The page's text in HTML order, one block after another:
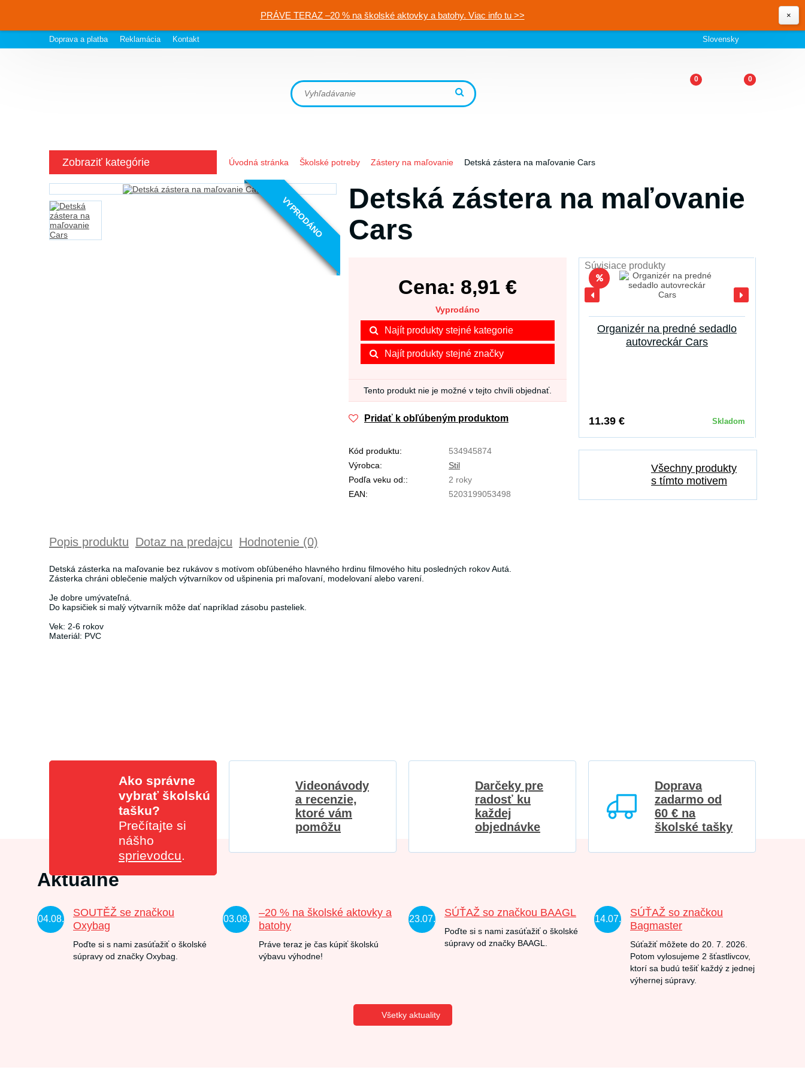
PRÁVE TERAZ –20 % na školské aktovky a batohy. Viac info tu >> ×
Doprava a platba Reklamácia Kontakt Slovensky
0 0
Zobraziť kategórie Úvodná stránka Školské potreby Zástery na maľovanie Detská zástera na maľovanie Cars
VYPRODÁNO
Detská zástera na maľovanie
Cars
Cena: 8,91 €
Vyprodáno
Najít produkty stejné kategorie
Najít produkty stejné značky
Tento produkt nie je možné v tejto chvíli objednať.
Pridať k obľúbeným produktom
Kód produktu:
534945874
Výrobca:
Stil
Podľa veku od::
2 roky
EAN:
5203199053498
Súvisiace produkty
Organizér na predné sedadlo
autovreckár Cars
11.39 € Skladom
Všechny produkty
s tímto motivem
Popis produktu Dotaz na predajcu Hodnotenie (0)
Detská zásterka na maľovanie bez rukávov s motívom obľúbeného hlavného hrdinu filmového hitu posledných rokov Autá.
Zásterka chráni oblečenie malých výtvarníkov od ušpinenia pri maľovaní, modelovaní alebo varení.
Je dobre umývateľná.
Do kapsičiek si malý výtvarník môže dať napríklad zásobu pasteliek.
Vek: 2-6 rokov
Materiál: PVC
Ako správne
vybrať školskú
tašku?
Prečítajte si
nášho
sprievodcu.
Videonávody
a recenzie,
ktoré vám
pomôžu
Darčeky pre
radosť ku
každej
objednávke
Doprava
zadarmo od
60 € na
školské tašky
Aktuálne
04.08.
SOUTĚŽ se značkou
Oxybag
Poďte si s nami zasúťažiť o školské
súpravy od značky Oxybag.
03.08.
–20 % na školské aktovky a
batohy
Práve teraz je čas kúpiť školskú
výbavu výhodne!
23.07.
SÚŤAŽ so značkou BAAGL
Poďte si s nami zasúťažiť o školské
súpravy od značky BAAGL.
14.07.
SÚŤAŽ so značkou
Bagmaster
Súťažiť môžete do 20. 7. 2026.
Potom vylosujeme 2 šťastlivcov,
ktorí sa budú tešiť každý z jednej
výhernej súpravy.
Všetky aktuality